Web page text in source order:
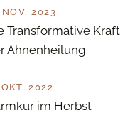
2023
Transformative Kraft
Ahnenheilung
2022
im Herbst